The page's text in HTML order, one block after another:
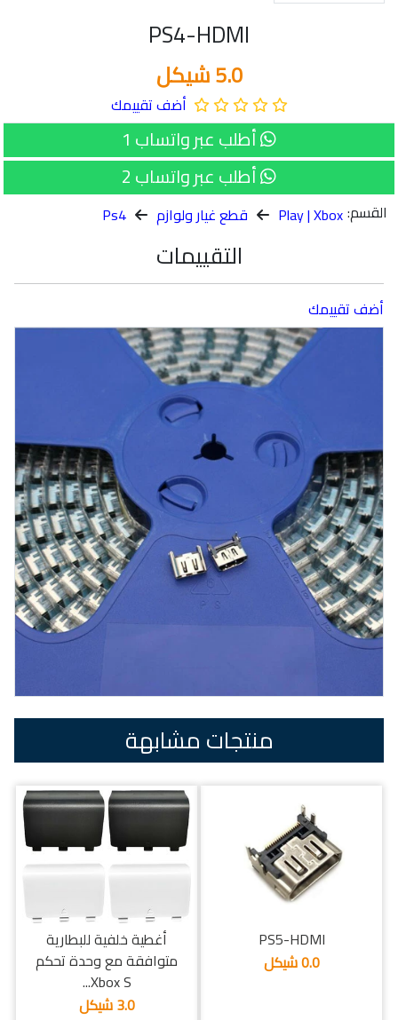
PS4-HDMI
5.0 شيكل
أضف تقييمك
أطلب عبر واتساب 1
أطلب عبر واتساب 2
القسم:Play | Xbox قطع غيار ولوازم Ps4
التقييمات
أضف تقييمك
منتجات مشابهة
PS5-HDMI
0.0 شيكل
أغطية خلفية للبطارية
متوافقة مع وحدة تحكم
Xbox S...
3.0 شيكل